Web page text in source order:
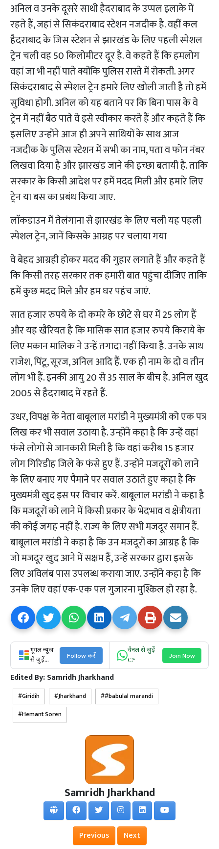
अनिल व उनके दूसरे साथी हैदराबाद के उप्पल इलाके में
रहते हैं, जहां से सिकंदराबाद स्टेशन नजदीक है. वहीं कल
हैदराबाद के जिस स्टेशन से झारखंड के लिए पहली स्पेशल
ट्रेन चली वह 50 किलोमीटर दूर है. वे कहते हैं कि हमलोग
वहां जा भी नहीं पाते क्योंकि पुलिस रास्ते में रोकती. अगर
सिकंदराबाद से स्पेशल ट्रेन हमारे लिए खोली जाती है तो हमें
सुविधा होगी. अनिल को यह बताने पर कि बिना पास के वे
ट्रेन में नहीं बैठ पाते वे इसे स्वीकार करते हैं और कहते हैं कि
इसलिए उन्होंने आज ही अपने साथियों के साथ आज
नजदीक के पुलिस स्टेशन में सभी का नाम, पता व फोन नंबर
लिखवा दिया है और झारखंड जाने की इच्छा बतायी है. ताकि
सरकार के किसी आदेश पर हमें मदद मिली और हमारे लिए
ट्रेन या बस का प्रबंध किया जाए.
लाॅकडाउन में तेलंगाना से झारखंड के लिए चली यह पहली
स्पेशल ट्रेन, जानें किसके आग्रह पर चलाया गया
वे बेहद आग्रही होकर मदद की गुहार लगाते हैं और कहते हैं
कि किसी तरह सरकार तक हमारी बात पहुंचा दीजिए ताकि
हमें कुछ मदद मिले और हम घर पहंच जाएं.
सात हजार रुपये के दो कमरे के छोटे से घर में 25 लोग हैं
और यह खैरियत है कि मासिक सात हजार रुपये किराये के
लिए मकान मालिक ने उन्हें तगादा नहीं किया है. उनके साथ
राजेश, पिंटू, सूरज, अनिल आदि हैं. एक ही नाम के दो व तीन
लोग भी हैं. इनकी आयु 20 से 35 साल के बीच है. अनिल खुद
2005 से हैदराबाद में रहते हैं.
उधर, विपक्ष के नेता बाबूलाल मरांडी ने मुख्यमंत्री को एक पत्र
लिख कर भी सवाल उठाया है. उन्होंने कहा है कि उन्हें वहां
फंसे लोगों से जानकारी मिली है कि वहां करीब 15 हजार
लोग गिरिडीह जिले के फंसे हुए हैं. उन्होंने मजदूरों को लाने
के लिए बनाए गए पैमाने पर सवाल उठाते हुए कहा है कि
मुख्यमंत्री खुद इस पर विचार करें. बाबूलाल मरांडी ने कहा है
कि मजदूरों को लाने में किसी प्रकार के भेदभाव व क्षेत्रीयता
की कोई जगह नहीं है. राज्य के लिए सभी मजदूर समान हैं.
बाबूलाल मरांडी ने कहा है कि उन मजदूरों का आग्रह है कि
जो मजदूर खुद आने में सक्षम हैं, उन्हें सरकार द्वारा इसके
लिए अविलंब पास उपलब्ध कराया जाए. उन्होंने कहा है कि
उनके लिए वहां एक-एक पल गुजारना मुश्किल हो रहा है.
गूगल न्यूज
से जुड़ें...
Follow करें
चैनल से जुड़ें
👉
Join Now
Edited By:Samridh Jharkhand
Giridih Jharkhand
#babulal marandi
Hemant Soren
Samridh Jharkhand
Previous Next